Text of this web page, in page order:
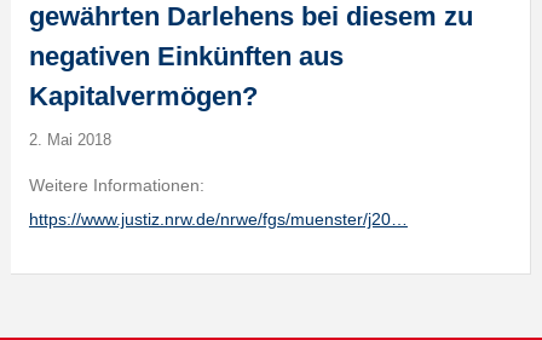
gewährten Darlehens bei diesem zu
negativen Einkünften aus
Kapitalvermögen?
2. Mai 2018
Weitere Informationen:
https://www.justiz.nrw.de/nrwe/fgs/muenster/j20…